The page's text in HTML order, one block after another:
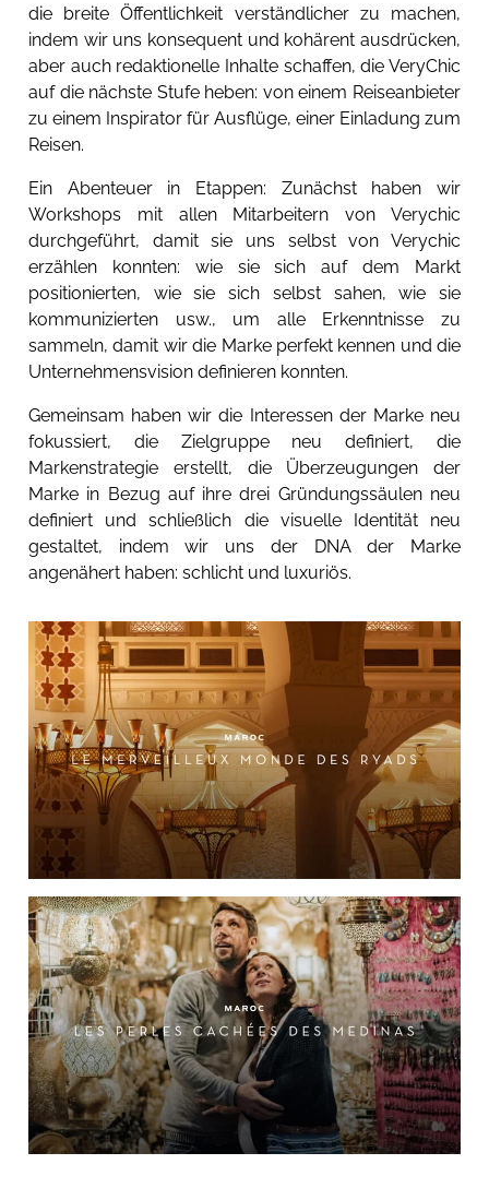
die breite Öffentlichkeit verständlicher zu machen,
indem wir uns konsequent und kohärent ausdrücken,
aber auch redaktionelle Inhalte schaffen, die VeryChic
auf die nächste Stufe heben: von einem Reiseanbieter
zu einem Inspirator für Ausflüge, einer Einladung zum
Reisen.
Ein Abenteuer in Etappen: Zunächst haben wir
Workshops mit allen Mitarbeitern von Verychic
durchgeführt, damit sie uns selbst von Verychic
erzählen konnten: wie sie sich auf dem Markt
positionierten, wie sie sich selbst sahen, wie sie
kommunizierten usw., um alle Erkenntnisse zu
sammeln, damit wir die Marke perfekt kennen und die
Unternehmensvision definieren konnten.
Gemeinsam haben wir die Interessen der Marke neu
fokussiert, die Zielgruppe neu definiert, die
Markenstrategie erstellt, die Überzeugungen der
Marke in Bezug auf ihre drei Gründungssäulen neu
definiert und schließlich die visuelle Identität neu
gestaltet, indem wir uns der DNA der Marke
angenähert haben: schlicht und luxuriös.